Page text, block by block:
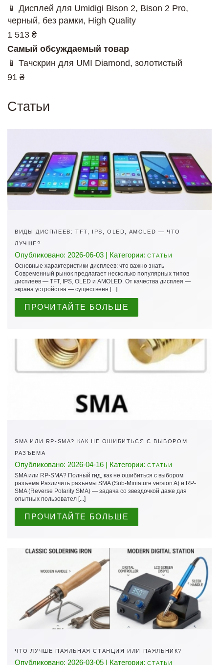
📱 Дисплей для Umidigi Bison 2, Bison 2 Pro,
черный, без рамки, High Quality
1 513 ₴
Самый обсуждаемый товар
📱 Тачскрин для UMI Diamond, золотистый
91 ₴
Статьи
ВИДЫ ДИСПЛЕЕВ: TFT, IPS, OLED, AMOLED — ЧТО
ЛУЧШЕ?
Опубликовано: 2026-06-03 | Категории: СТАТЬИ
Основные характеристики дисплеев: что важно знать
Современный рынок предлагает несколько популярных типов
дисплеев — TFT, IPS, OLED и AMOLED. От качества дисплея —
экрана устройства — существенн [...]
ПРОЧИТАЙТЕ БОЛЬШЕ
SMA ИЛИ RP-SMA? КАК НЕ ОШИБИТЬСЯ С ВЫБОРОМ
РАЗЪЕМА
Опубликовано: 2026-04-16 | Категории: СТАТЬИ
SMA или RP-SMA? Полный гид, как не ошибиться с выбором
разъема Различить разъемы SMA (Sub-Miniature version A) и RP-
SMA (Reverse Polarity SMA) — задача со звездочкой даже для
опытных пользовател [...]
ПРОЧИТАЙТЕ БОЛЬШЕ
ЧТО ЛУЧШЕ ПАЯЛЬНАЯ СТАНЦИЯ ИЛИ ПАЯЛЬНИК?
Опубликовано: 2026-03-05 | Категории: СТАТЬИ